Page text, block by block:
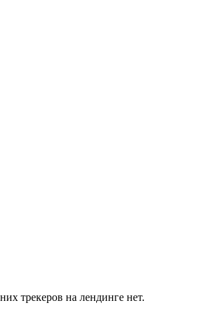
трекеров на лендинге нет.